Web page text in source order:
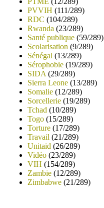
PVVIH (111/289)
RDC (104/289)
Rwanda (23/289)
Santé publique (59/289)
Scolarisation (9/289)
Sénégal (13/289)
Sérophobie (19/289)
SIDA (29/289)
Sierra Leone (13/289)
Somalie (12/289)
Sorcellerie (19/289)
Tchad (10/289)
Togo (15/289)
Torture (17/289)
Travail (21/289)
Unitaid (26/289)
Vidéo (23/289)
VIH (154/289)
Zambie (12/289)
Zimbabwe (21/289)